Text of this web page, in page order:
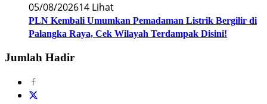
05/08/202614 Lihat
PLN Kembali Umumkan Pemadaman Listrik Bergilir di
Palangka Raya, Cek Wilayah Terdampak Disini!
Jumlah Hadir